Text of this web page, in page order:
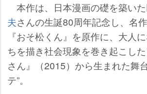
本作は、日本漫画の礎を築いた
夫さんの生誕80周年記念し、名
『おそ松くん』を原作に、大人
ちを描き社会現象を巻き起こし
さん』（2015）から生まれた舞
テ”。